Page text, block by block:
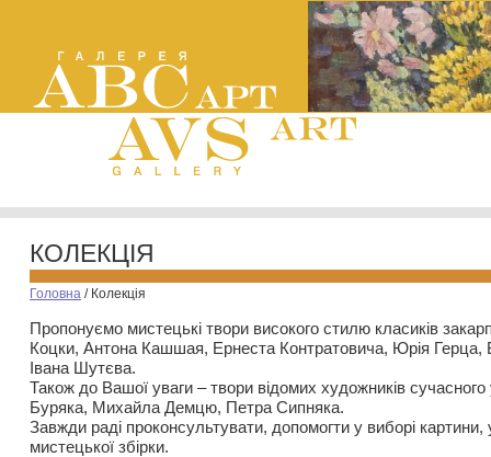
КОЛЕКЦІЯ
Головна / Колекція
Пропонуємо мистецькі твори високого стилю класиків
Коцки, Антона Кашшая, Ернеста Контратовича, Юрія
Івана Шутєва.
Також до Вашої уваги – твори відомих художників
Буряка, Михайла Демцю, Петра Сипняка.
Завжди раді проконсультувати, допомогти у виборі картини,
мистецької збірки.